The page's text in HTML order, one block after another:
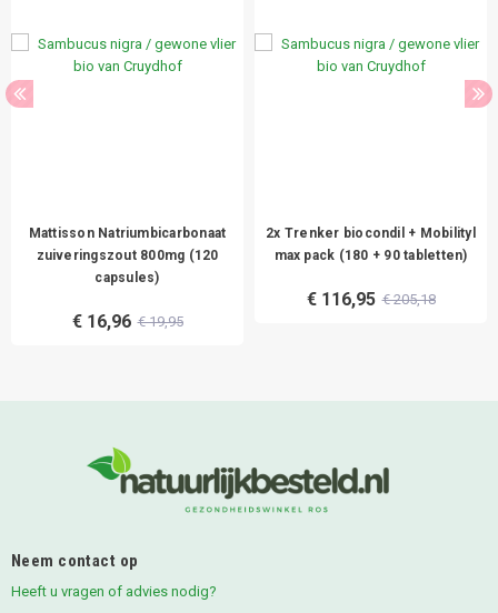
Mattisson Natriumbicarbonaat
zuiveringszout 800mg (120
capsules)
€ 16,96 € 19,95
2x Trenker biocondil + Mobilityl
max pack (180 + 90 tabletten)
€ 116,95 € 205,18
Neem contact op
Heeft u vragen of advies nodig?